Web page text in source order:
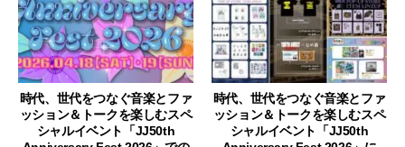
時代、世代をつなぐ音楽とファ
ッション＆トークを楽しむスペ
シャルイベント「JJ50th
時代、世代をつなぐ音楽とファ
ッション＆トークを楽しむスペ
シャルイベント「JJ50th